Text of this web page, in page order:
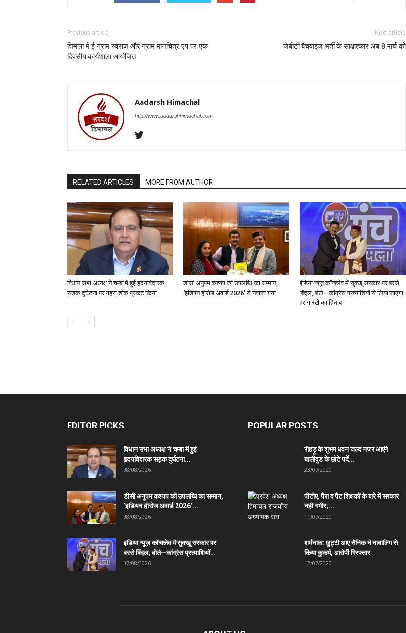
Previous article
शिमला में ई ग्राम स्वराज और ग्राम मानचित्र एप पर एक
दिवसीय कार्यशाला आयोजित
Next article
जेबीटी बैचवाइज भर्ती के साक्षात्कार अब 8 मार्च को
Aadarsh Himachal
http://www.aadarshhimachal.com
RELATED ARTICLES MORE FROM AUTHOR
विधान सभा अध्यक्ष ने चम्बा में हुई हृदयविदारक
सड़क दुर्घटना पर गहरा शोक प्रकट किया।
डीसी अनुपम कश्यप की उपलब्धि का सम्मान,
‘इंडियन हीरोज अवार्ड 2026’ से नवाजा गया
इंडिया न्यूज़ कॉन्क्लेव में सुक्खू सरकार पर बरसे
बिंदल, बोले—कांग्रेस प्रत्याशियों से लिया जाएगा
हर गारंटी का हिसाब
EDITOR PICKS
विधान सभा अध्यक्ष ने चम्बा में हुई
हृदयविदारक सड़क दुर्घटना...
08/08/2026
डीसी अनुपम कश्यप की उपलब्धि का सम्मान,
‘इंडियन हीरोज अवार्ड 2026’...
08/08/2026
इंडिया न्यूज़ कॉन्क्लेव में सुक्खू सरकार पर
बरसे बिंदल, बोले—कांग्रेस प्रत्याशियों...
07/08/2026
POPULAR POSTS
रोहड़ू के शुभम धवन जल्द नजर आएंगे
बालीवुड के छोटे पर्दे...
23/07/2020
पीटीए, पैरा व पैट शिक्षकों के बारे में सरकार
नहीं गंभीर,...
11/07/2020
शर्मनाक: छुट्टी आए सैनिक ने नाबालिग से
किया कुकर्म, आरोपी गिरफ्तार
12/07/2020